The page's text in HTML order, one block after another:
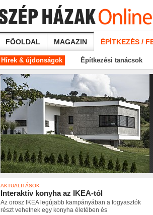
FŐOLDAL MAGAZIN ÉPÍTKEZÉS /
Hírek & újdonságok Építkezési tanácsok
AKTUALITÁSOK
Interaktív konyha az IKEA-tól
Az orosz IKEA legújabb kampányában a fogyasztók
részt vehetnek egy konyha életében és